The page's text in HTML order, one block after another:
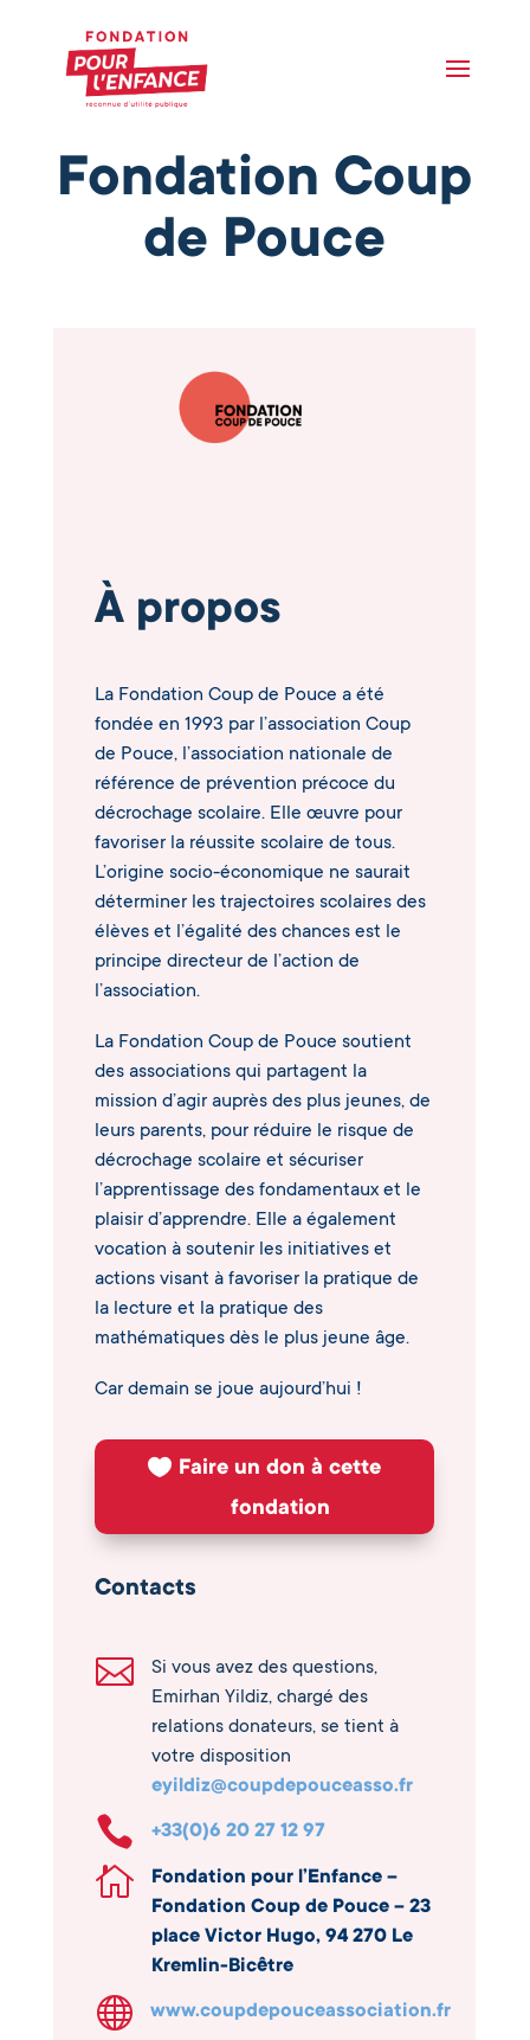
Fondation Coup
de Pouce
À propos
La Fondation Coup de Pouce a été
fondée en 1993 par l’association Coup
de Pouce, l’association nationale de
référence de prévention précoce du
décrochage scolaire. Elle œuvre pour
favoriser la réussite scolaire de tous.
L’origine socio-économique ne saurait
déterminer les trajectoires scolaires des
élèves et l’égalité des chances est le
principe directeur de l’action de
l’association.
La Fondation Coup de Pouce soutient
des associations qui partagent la
mission d’agir auprès des plus jeunes, de
leurs parents, pour réduire le risque de
décrochage scolaire et sécuriser
l’apprentissage des fondamentaux et le
plaisir d’apprendre. Elle a également
vocation à soutenir les initiatives et
actions visant à favoriser la pratique de
la lecture et la pratique des
mathématiques dès le plus jeune âge.
Car demain se joue aujourd’hui !
Faire un don à cette
fondation
Contacts

Si vous avez des questions,
Emirhan Yildiz, chargé des
relations donateurs, se tient à
votre disposition
eyildiz@coupdepouceasso.fr
 +33(0)6 20 27 12 97

Fondation pour l’Enfance –
Fondation Coup de Pouce – 23
place Victor Hugo, 94 270 Le
Kremlin-Bicêtre
 www.coupdepouceassociation.fr